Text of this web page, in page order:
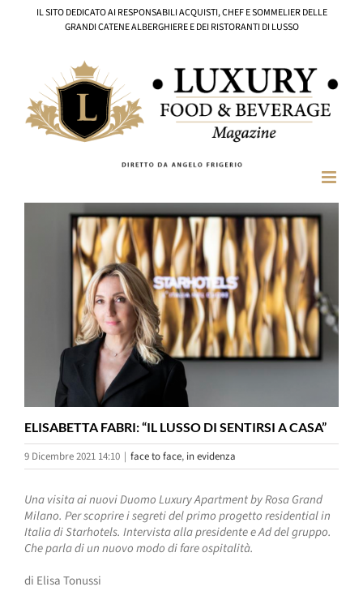
IL SITO DEDICATO AI RESPONSABILI ACQUISTI, CHEF E SOMMELIER DELLE
GRANDI CATENE ALBERGHIERE E DEI RISTORANTI DI LUSSO
Ingrandisci
immagine
ELISABETTA FABRI: “IL LUSSO DI SENTIRSI A CASA”
9 Dicembre 2021 14:10 | face to face, in evidenza
Una visita ai nuovi Duomo Luxury Apartment by Rosa Grand
Milano. Per scoprire i segreti del primo progetto residential in
Italia di Starhotels. Intervista alla presidente e Ad del gruppo.
Che parla di un nuovo modo di fare ospitalità.
di Elisa Tonussi